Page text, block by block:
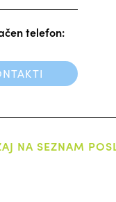
telefon:
NA SEZNAM